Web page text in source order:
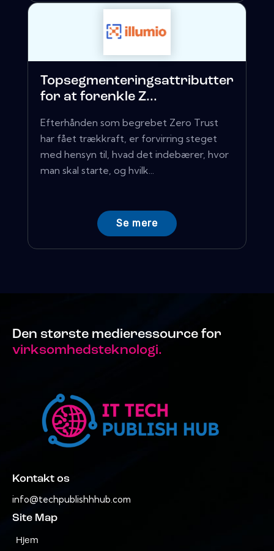
Topsegmenteringsattributter
for at forenkle Z...
Efterhånden som begrebet Zero Trust
har fået trækkraft, er forvirring steget
med hensyn til, hvad det indebærer, hvor
man skal starte, og hvilk...
Se mere
Den største medieressource for
virksomhedsteknologi.
Kontakt os
info@techpublishhhub.com
Site Map
Hjem